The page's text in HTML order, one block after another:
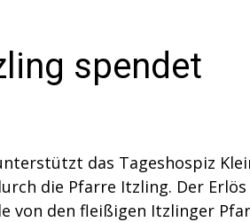
spendet
das Tageshospiz
die Pfarre Itzling. Der
von den fleißigen Itzlinger